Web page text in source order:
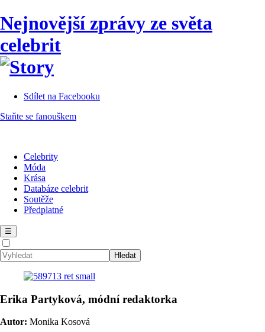
Nejnovější zprávy ze světa
celebrit
Sdílet na Facebooku
Staňte se fanouškem
Celebrity
Móda
Krása
Databáze celebrit
Soutěže
Předplatné
☰
Erika Partyková, módní redaktorka
Autor: Monika Kosová